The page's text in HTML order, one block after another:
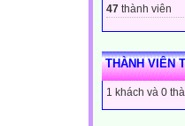
47 thành viên
THÀNH VIÊN
1 khách và 0